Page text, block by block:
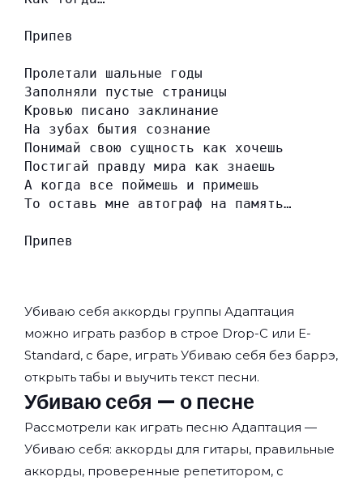
Припев
Пролетали шальные годы
Заполняли пустые страницы
Кровью писано заклинание
На зубах бытия сознание
Понимай свою сущность как хочешь
Постигай правду мира как знаешь
А когда все поймешь и примешь
То оставь мне автограф на память…
Припев
Убиваю себя аккорды группы Адаптация
можно играть разбор в строе Drop-C или E-
Standard, с баре, играть Убиваю себя без баррэ,
открыть табы и выучить текст песни.
Убиваю себя — о песне
Рассмотрели как играть песню Адаптация —
Убиваю себя: аккорды для гитары, правильные
аккорды, проверенные репетитором, с